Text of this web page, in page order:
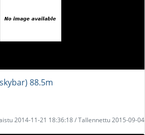
88.5m
2014-11-21 18:36:18 / Tallennettu 2015-09-04